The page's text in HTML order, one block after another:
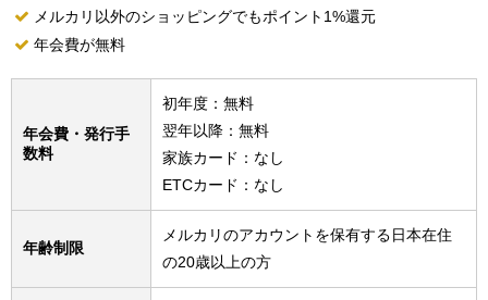
メルカリ以外のショッピングでもポイント1%還元
年会費が無料
年会費・発行手
数料
初年度：無料
翌年以降：無料
家族カード：なし
ETCカード：なし
年齢制限
メルカリのアカウントを保有する日本在住
の20歳以上の方